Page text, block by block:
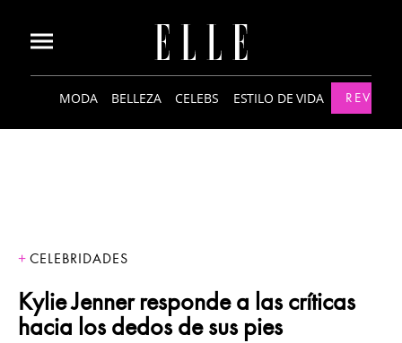
MODA BELLEZA CELEBS ESTILO DE VIDA
CELEBRIDADES
Kylie Jenner responde a las críticas
hacia los dedos de sus pies